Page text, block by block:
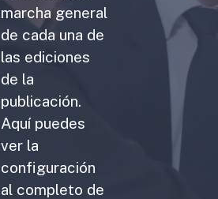
marcha general
de cada una de
las ediciones
de la
publicación.
Aquí puedes
ver la
configuración
al completo de